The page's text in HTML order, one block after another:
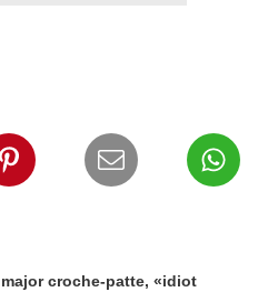
croche-patte, «idiot